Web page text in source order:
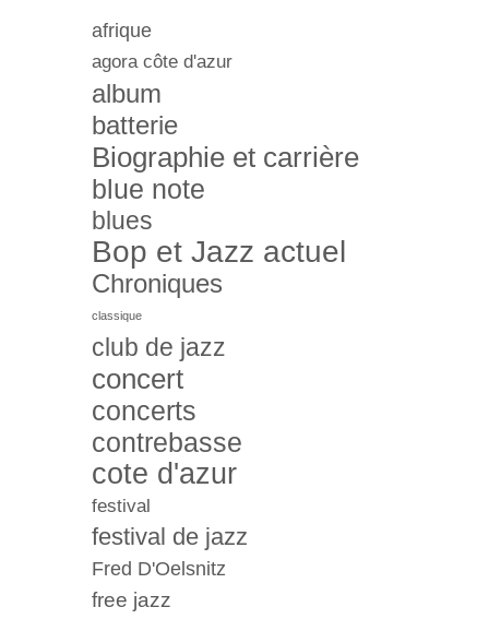
afrique
agora côte d'azur
album
batterie
Biographie et carrière
blue note
blues
Bop et Jazz actuel
Chroniques
classique
club de jazz
concert
concerts
contrebasse
cote d'azur
festival
festival de jazz
Fred D'Oelsnitz
free jazz